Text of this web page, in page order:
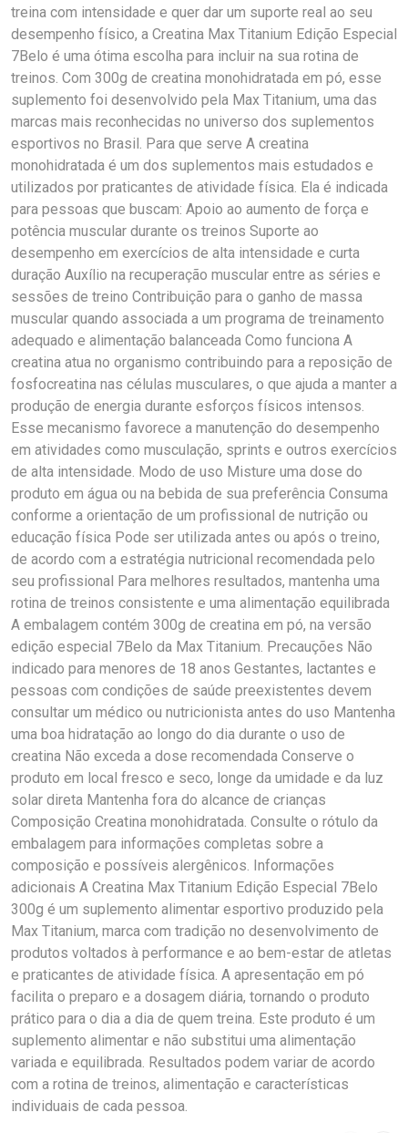
treina com intensidade e quer dar um suporte real ao seu
desempenho físico, a Creatina Max Titanium Edição Especial
7Belo é uma ótima escolha para incluir na sua rotina de
treinos. Com 300g de creatina monohidratada em pó, esse
suplemento foi desenvolvido pela Max Titanium, uma das
marcas mais reconhecidas no universo dos suplementos
esportivos no Brasil. Para que serve A creatina
monohidratada é um dos suplementos mais estudados e
utilizados por praticantes de atividade física. Ela é indicada
para pessoas que buscam: Apoio ao aumento de força e
potência muscular durante os treinos Suporte ao
desempenho em exercícios de alta intensidade e curta
duração Auxílio na recuperação muscular entre as séries e
sessões de treino Contribuição para o ganho de massa
muscular quando associada a um programa de treinamento
adequado e alimentação balanceada Como funciona A
creatina atua no organismo contribuindo para a reposição de
fosfocreatina nas células musculares, o que ajuda a manter a
produção de energia durante esforços físicos intensos.
Esse mecanismo favorece a manutenção do desempenho
em atividades como musculação, sprints e outros exercícios
de alta intensidade. Modo de uso Misture uma dose do
produto em água ou na bebida de sua preferência Consuma
conforme a orientação de um profissional de nutrição ou
educação física Pode ser utilizada antes ou após o treino,
de acordo com a estratégia nutricional recomendada pelo
seu profissional Para melhores resultados, mantenha uma
rotina de treinos consistente e uma alimentação equilibrada
A embalagem contém 300g de creatina em pó, na versão
edição especial 7Belo da Max Titanium. Precauções Não
indicado para menores de 18 anos Gestantes, lactantes e
pessoas com condições de saúde preexistentes devem
consultar um médico ou nutricionista antes do uso Mantenha
uma boa hidratação ao longo do dia durante o uso de
creatina Não exceda a dose recomendada Conserve o
produto em local fresco e seco, longe da umidade e da luz
solar direta Mantenha fora do alcance de crianças
Composição Creatina monohidratada. Consulte o rótulo da
embalagem para informações completas sobre a
composição e possíveis alergênicos. Informações
adicionais A Creatina Max Titanium Edição Especial 7Belo
300g é um suplemento alimentar esportivo produzido pela
Max Titanium, marca com tradição no desenvolvimento de
produtos voltados à performance e ao bem-estar de atletas
e praticantes de atividade física. A apresentação em pó
facilita o preparo e a dosagem diária, tornando o produto
prático para o dia a dia de quem treina. Este produto é um
suplemento alimentar e não substitui uma alimentação
variada e equilibrada. Resultados podem variar de acordo
com a rotina de treinos, alimentação e características
individuais de cada pessoa.